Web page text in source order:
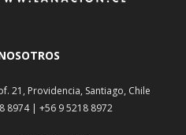
21, Providencia, Santiago, Chile
8974 | +56 9 5218 8972